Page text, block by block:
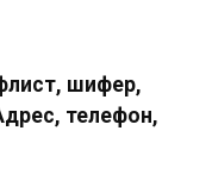
шифер,
телефон,